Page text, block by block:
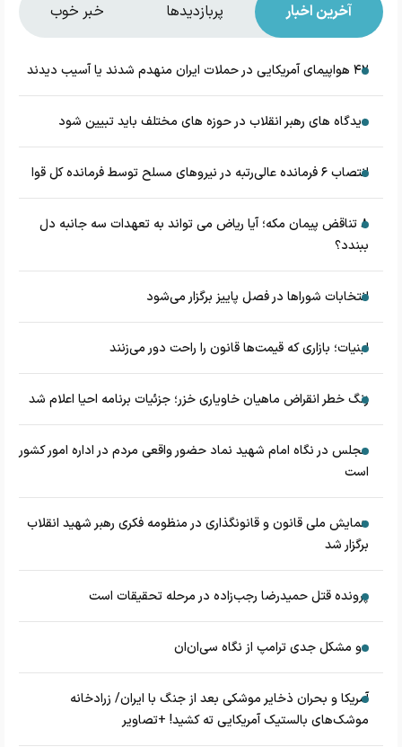
آخرین اخبار پربازدیدها خبر خوب
۴۲ هواپیمای آمریکایی در حملات ایران منهدم شدند یا آسیب دیدند
دیدگاه های رهبر انقلاب در حوزه های مختلف باید تبیین شود
انتصاب ۶ فرمانده عالی‌رتبه در نیروهای مسلح توسط فرمانده کل قوا
۸ تناقض‌ پیمان مکه؛ آیا ریاض می تواند به تعهدات سه جانبه دل
ببندد؟
انتخابات شوراها در فصل پاییز برگزار می‌شود
لبنیات؛ بازاری که قیمت‌ها قانون را راحت دور می‌زنند
زنگ خطر انقراض ماهیان خاویاری خزر؛ جزئیات برنامه احیا اعلام شد
مجلس در نگاه امام شهید نماد حضور واقعی مردم در اداره امور کشور
است
همایش ملی قانون و قانونگذاری در منظومه فکری رهبر شهید انقلاب
برگزار شد
پرونده قتل حمیدرضا رجب‌زاده در مرحله تحقیقات است
دو مشکل جدی ترامپ از نگاه سی‌ان‌ان
آمریکا و بحران ذخایر موشکی بعد از جنگ با ایران/ زرادخانه
موشک‌های بالستیک آمریکایی ته کشید! +تصاویر